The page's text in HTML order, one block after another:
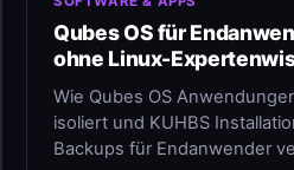
Qubes OS für
ohne Linux-
Wie Qubes OS
isoliert und KUHBS
Backups für Endanwender